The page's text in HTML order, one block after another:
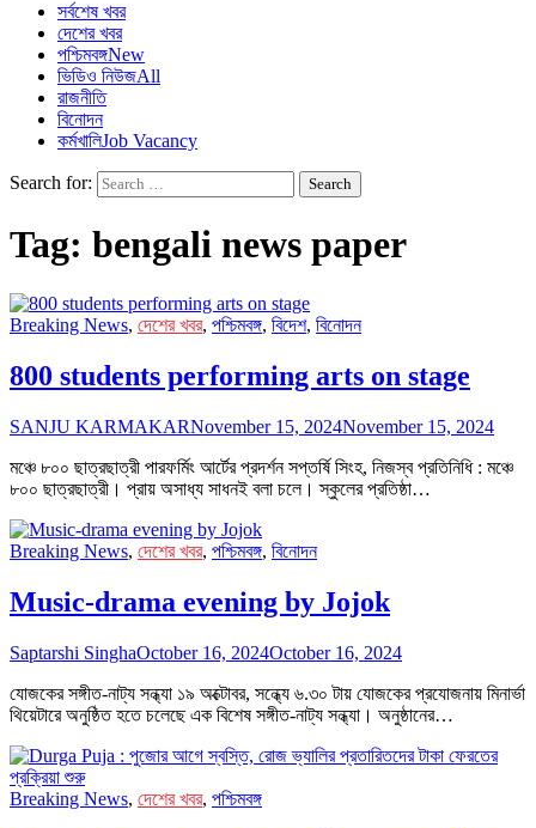
সর্বশেষ খবর
দেশের খবর
পশ্চিমবঙ্গNew
ভিডিও নিউজAll
রাজনীতি
বিনোদন
কর্মখালিJob Vacancy
Search for:
Tag: bengali news paper
Breaking News, দেশের খবর, পশ্চিমবঙ্গ, বিদেশ, বিনোদন
800 students performing arts on stage
SANJU KARMAKARNovember 15, 2024November 15, 2024
মঞ্চে ৮০০ ছাত্রছাত্রী পারফর্মিং আর্টের প্রদর্শন সপ্তর্ষি সিংহ, নিজস্ব প্রতিনিধি : মঞ্চে
৮০০ ছাত্রছাত্রী। প্রায় অসাধ্য সাধনই বলা চলে। স্কুলের প্রতিষ্ঠা…
Breaking News, দেশের খবর, পশ্চিমবঙ্গ, বিনোদন
Music-drama evening by Jojok
Saptarshi SinghaOctober 16, 2024October 16, 2024
যোজকের সঙ্গীত-নাট্য সন্ধ্যা ১৯ অক্টোবর, সন্ধ্যে ৬.৩০ টায় যোজকের প্রযোজনায় মিনার্ভা
থিয়েটারে অনুষ্ঠিত হতে চলেছে এক বিশেষ সঙ্গীত-নাট্য সন্ধ্যা। অনুষ্ঠানের…
Breaking News, দেশের খবর, পশ্চিমবঙ্গ